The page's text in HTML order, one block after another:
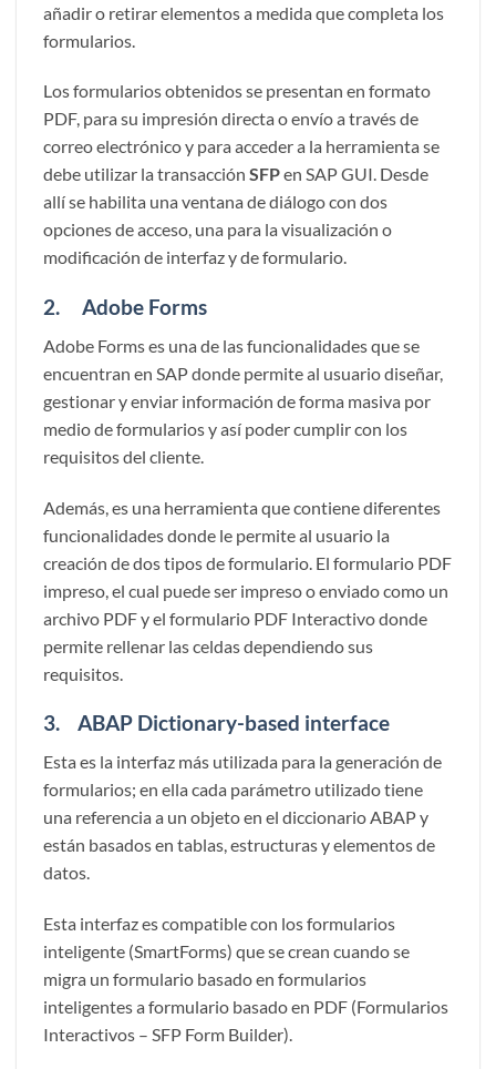
añadir o retirar elementos a medida que completa los
formularios.
Los formularios obtenidos se presentan en formato
PDF, para su impresión directa o envío a través de
correo electrónico y para acceder a la herramienta se
debe utilizar la transacción SFPen SAP GUI. Desde
allí se habilita una ventana de diálogo con dos
opciones de acceso, una para la visualización o
modificación de interfaz y de formulario.
2. Adobe Forms
Adobe Forms es una de las funcionalidades que se
encuentran en SAP donde permite al usuario diseñar,
gestionar y enviar información de forma masiva por
medio de formularios y así poder cumplir con los
requisitos del cliente.
Además, es una herramienta que contiene diferentes
funcionalidades donde le permite al usuario la
creación de dos tipos de formulario. El formulario PDF
impreso, el cual puede ser impreso o enviado como un
archivo PDF y el formulario PDF Interactivo donde
permite rellenar las celdas dependiendo sus
requisitos.
3. ABAP Dictionary-based interface
Esta es la interfaz más utilizada para la generación de
formularios; en ella cada parámetro utilizado tiene
una referencia a un objeto en el diccionario ABAP y
están basados en tablas, estructuras y elementos de
datos.
Esta interfaz es compatible con los formularios
inteligente (SmartForms) que se crean cuando se
migra un formulario basado en formularios
inteligentes a formulario basado en PDF (Formularios
Interactivos – SFP Form Builder).